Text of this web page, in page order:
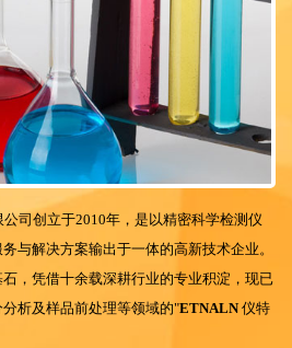
公司创立于2010年，是以精密科学检测仪
与解决方案输出于一体的高新技术企业。
，凭借十余载深耕行业的专业积淀，现已
分析及样品前处理等领域的"ETNALN 仪特